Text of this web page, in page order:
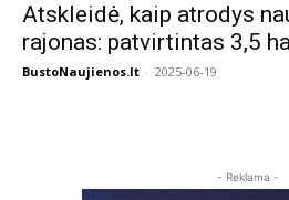
Atskleidė, kaip atrodys
rajonas: patvirtintas 3,5
BustoNaujienos.lt - 2025-06-19
- Reklama -